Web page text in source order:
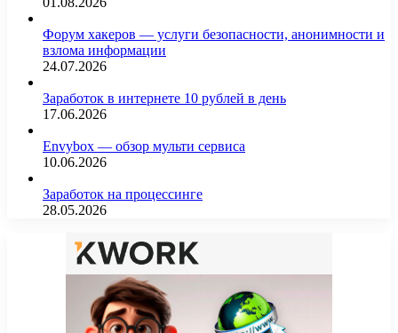
Форум хакеров — услуги безопасности, анонимности и
взлома информации
24.07.2026
Заработок в интернете 10 рублей в день
17.06.2026
Envybox — обзор мульти сервиса
10.06.2026
Заработок на процессинге
28.05.2026